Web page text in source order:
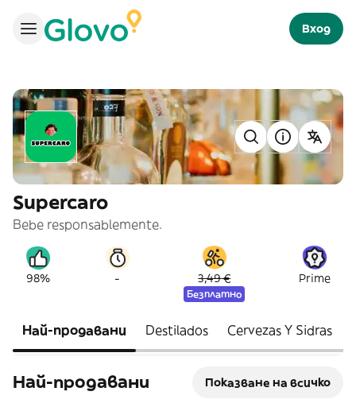
Вход
Supercaro
Bebe responsablemente.
98% - 3,49 €
Безплатно
Prime
Най-продавани Destilados Cervezas Y Sidras
Най-продавани Показване на всичко